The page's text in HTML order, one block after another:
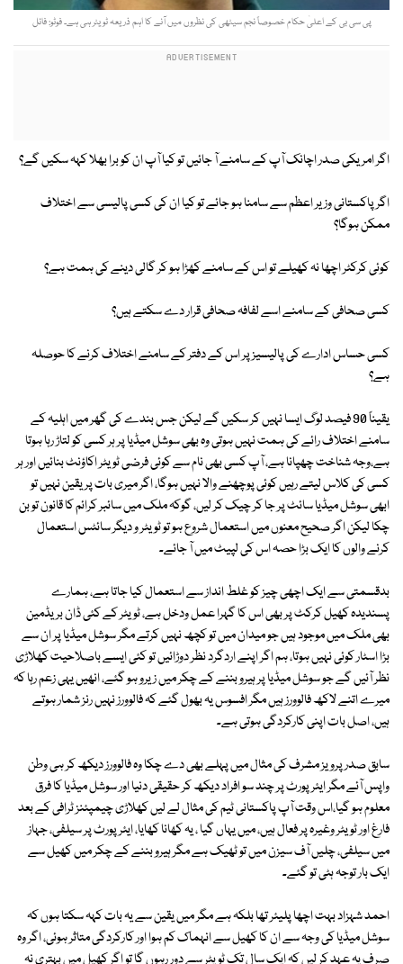
پی سی بی کے اعلیٰ حکام خصوصاً نجم سیٹھی کی نظروں میں آنے کا اہم ذریعہ ٹویٹر ہی ہے۔ فوٹو: فائل
اگر امریکی صدر اچانک آپ کے سامنے آ جائیں تو کیا آپ ان کو برا بھلا کہہ سکیں گے؟
اگر پاکستانی وزیر اعظم سے سامنا ہو جائے تو کیا ان کی کسی پالیسی سے اختلاف
ممکن ہوگا؟
کوئی کرکٹر اچھا نہ کھیلے تو اس کے سامنے کھڑا ہو کر گالی دینے کی ہمت ہے؟
کسی صحافی کے سامنے اسے لفافہ صحافی قرار دے سکتے ہیں؟
کسی حساس ادارے کی پالیسیز پر اس کے دفتر کے سامنے اختلاف کرنے کا حوصلہ
ہے؟
یقیناً 90 فیصد لوگ ایسا نہیں کر سکیں گے لیکن جس بندے کی گھر میں اہلیہ کے
سامنے اختلاف رائے کی ہمت نہیں ہوتی وہ بھی سوشل میڈیا پر ہر کسی کو لتاڑ رہا ہوتا
ہے،وجہ شناخت چھپانا ہے، آپ کسی بھی نام سے کوئی فرضی ٹویٹر اکاؤنٹ بنائیں اور ہر
کسی کی کلاس لیتے رہیں کوئی پوچھنے والا نہیں ہوگا، اگر میری بات پر یقین نہیں تو
ابھی سوشل میڈیا سائٹ پر جا کر چیک کر لیں، گوکہ ملک میں سائبر کرائم کا قانون تو بن
چکا لیکن اگر صحیح معنوں میں استعمال شروع ہو تو ٹویٹر و دیگر سائٹس استعمال
کرنے والوں کا ایک بڑا حصہ اس کی لپیٹ میں آ جائے۔
بدقسمتی سے ایک اچھی چیز کو غلط انداز سے استعمال کیا جاتا ہے، ہمارے
پسندیدہ کھیل کرکٹ پر بھی اس کا گہرا عمل ودخل ہے، ٹویٹر کے کئی ڈان بریڈمین
بھی ملک میں موجود ہیں جو میدان میں تو کچھ نہیں کرتے مگر سوشل میڈیا پر ان سے
بڑا اسٹار کوئی نہیں ہوتا، ہم اگر اپنے اردگرد نظر دوڑائیں تو کئی ایسے باصلاحیت کھلاڑی
نظر آئیں گے جو سوشل میڈیا پر ہیرو بننے کے چکر میں زیرو ہو گئے، انھیں یہی زعم رہا کہ
میرے اتنے لاکھ فالوورز ہیں مگر افسوس یہ بھول گئے کہ فالوورز نہیں رنز شمار ہوتے
ہیں، اصل بات اپنی کارکردگی ہوتی ہے۔
سابق صدر پرویز مشرف کی مثال میں پہلے بھی دے چکا وہ فالوورز دیکھ کر ہی وطن
واپس آئے مگر ایئرپورٹ پر چند سو افراد دیکھ کر حقیقی دنیا اور سوشل میڈیا کا فرق
معلوم ہو گیا،اس وقت آپ پاکستانی ٹیم کی مثال لے لیں کھلاڑی چیمپئنز ٹرافی کے بعد
فارغ اور ٹویٹر وغیرہ پر فعال ہیں، میں یہاں گیا ، یہ کھانا کھایا، ایئرپورٹ پر سیلفی، جہاز
میں سیلفی، چلیں آف سیزن میں تو ٹھیک ہے مگر ہیرو بننے کے چکر میں کھیل سے
ایک بار توجہ ہٹی تو گئے۔
احمد شہزاد بہت اچھا پلیئر تھا بلکہ ہے مگر میں یقین سے یہ بات کہہ سکتا ہوں کہ
سوشل میڈیا کی وجہ سے ان کا کھیل سے انہماک کم ہوا اور کارکردگی متاثر ہوئی، اگر وہ
صرف یہ عہد کر لیں کہ ایک سال تک ٹویٹر سے دور رہوں گا تو اگر کھیل میں بہتری نہ